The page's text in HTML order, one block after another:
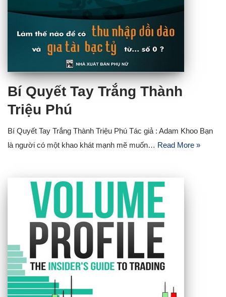
Bí Quyết Tay Trắng Thành
Triệu Phú
Bí Quyết Tay Trắng Thành Triệu Phú Tác giả : Adam Khoo Bạn
là người có một khao khát mạnh mẽ muốn… Read More »